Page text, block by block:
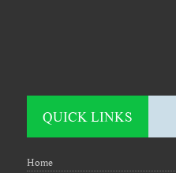
QUICK LINKS
Home